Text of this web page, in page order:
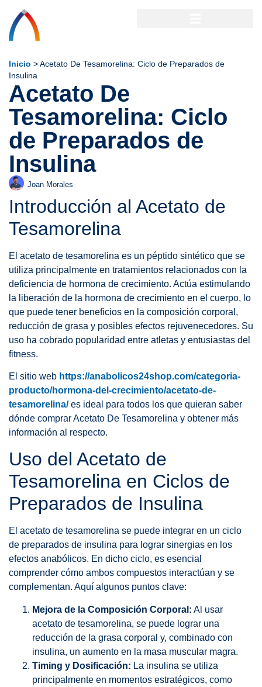
Inicio > Acetato De Tesamorelina: Ciclo de Preparados de
Insulina
Acetato De
Tesamorelina: Ciclo
de Preparados de
Insulina
Joan Morales
Introducción al Acetato de
Tesamorelina
El acetato de tesamorelina es un péptido sintético que se
utiliza principalmente en tratamientos relacionados con la
deficiencia de hormona de crecimiento. Actúa estimulando
la liberación de la hormona de crecimiento en el cuerpo, lo
que puede tener beneficios en la composición corporal,
reducción de grasa y posibles efectos rejuvenecedores. Su
uso ha cobrado popularidad entre atletas y entusiastas del
fitness.
El sitio web https://anabolicos24shop.com/categoria-
producto/hormona-del-crecimiento/acetato-de-
tesamorelina/es ideal para todos los que quieran saber
dónde comprar Acetato De Tesamorelina y obtener más
información al respecto.
Uso del Acetato de
Tesamorelina en Ciclos de
Preparados de Insulina
El acetato de tesamorelina se puede integrar en un ciclo
de preparados de insulina para lograr sinergias en los
efectos anabólicos. En dicho ciclo, es esencial
comprender cómo ambos compuestos interactúan y se
complementan. Aquí algunos puntos clave:
Mejora de la Composición Corporal: Al usar
acetato de tesamorelina, se puede lograr una
reducción de la grasa corporal y, combinado con
insulina, un aumento en la masa muscular magra.
Timing y Dosificación: La insulina se utiliza
principalmente en momentos estratégicos, como